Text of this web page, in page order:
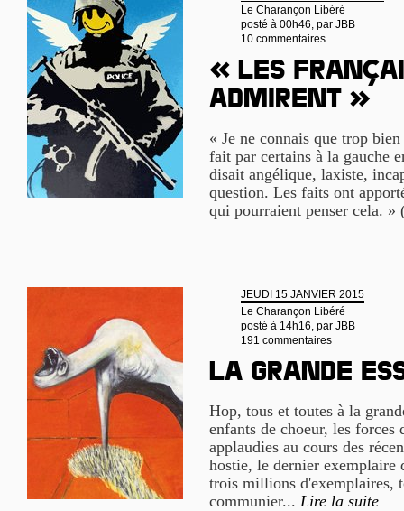
Le Charançon Libéré
posté à 00h46, par JBB
10 commentaires
« Les
admirent »
« Je ne connais que trop
fait par certains à la gauche
disait angélique, laxiste,
question. Les faits ont
qui pourraient penser cela.
JEUDI 15 JANVIER 2015
Le Charançon Libéré
posté à 14h16, par JBB
191 commentaires
La grande
Hop, tous et toutes à la
enfants de choeur, les forces
applaudies au cours des
hostie, le dernier
trois millions d'exemplaires,
communier... Lire la suite